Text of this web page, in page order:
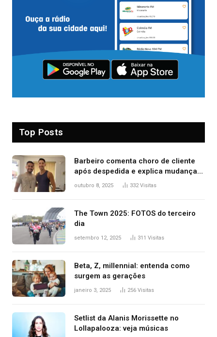
Top Posts
Barbeiro comenta choro de cliente
após despedida e explica mudança
para o TO: ‘Não esperava atingir
outubro 8, 2025 332Visitas
The Town 2025: FOTOS do terceiro
dia
setembro 12, 2025 311 Visitas
Beta, Z, millennial: entenda como
surgem as gerações
janeiro 3, 2025 256 Visitas
Setlist da Alanis Morissette no
Lollapalooza: veja músicas